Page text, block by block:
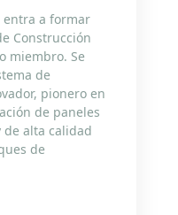
entra a formar
Construcción
miembro. Se
de
pionero en
de paneles
de alta calidad
de